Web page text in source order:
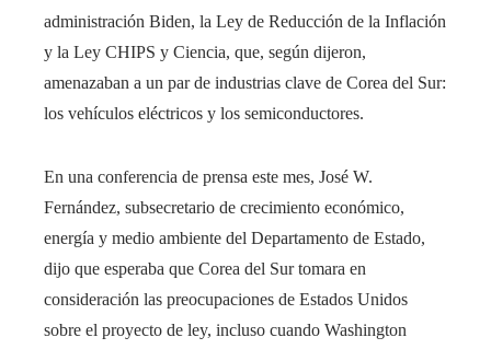
administración Biden, la Ley de Reducción de la Inflación
y la Ley CHIPS y Ciencia, que, según dijeron,
amenazaban a un par de industrias clave de Corea del Sur:
los vehículos eléctricos y los semiconductores.
En una conferencia de prensa este mes, José W.
Fernández, subsecretario de crecimiento económico,
energía y medio ambiente del Departamento de Estado,
dijo que esperaba que Corea del Sur tomara en
consideración las preocupaciones de Estados Unidos
sobre el proyecto de ley, incluso cuando Washington